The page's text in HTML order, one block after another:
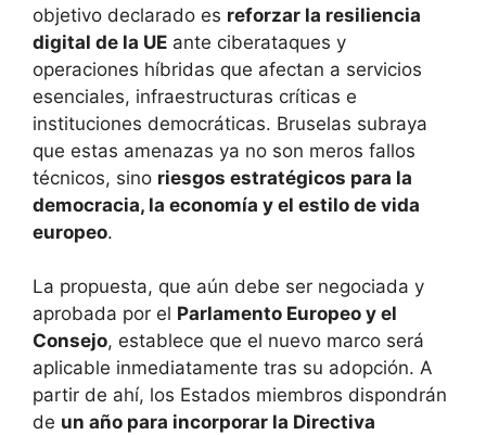
objetivo declarado es reforzar la resiliencia
digital de la UE ante ciberataques y
operaciones híbridas que afectan a servicios
esenciales, infraestructuras críticas e
instituciones democráticas. Bruselas subraya
que estas amenazas ya no son meros fallos
técnicos, sino riesgos estratégicos para la
democracia, la economía y el estilo de vida
europeo.
La propuesta, que aún debe ser negociada y
aprobada por el Parlamento Europeo y el
Consejo, establece que el nuevo marco será
aplicable inmediatamente tras su adopción. A
partir de ahí, los Estados miembros dispondrán
de un año para incorporar la Directiva